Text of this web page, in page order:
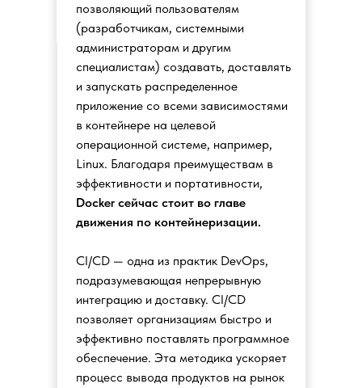
позволяющий пользователям
(разработчикам, системными
администраторам и другим
специалистам) создавать, доставлять
и запускать распределенное
приложение со всеми зависимостями
в контейнере на целевой
операционной системе, например,
Linux. Благодаря преимуществам в
эффективности и портативности,
Docker сейчас стоит во главе
движения по контейнеризации.
CI/CD — одна из практик DevOps,
подразумевающая непрерывную
интеграцию и доставку. CI/CD
позволяет организациям быстро и
эффективно поставлять программное
обеспечение. Эта методика ускоряет
процесс вывода продуктов на рынок